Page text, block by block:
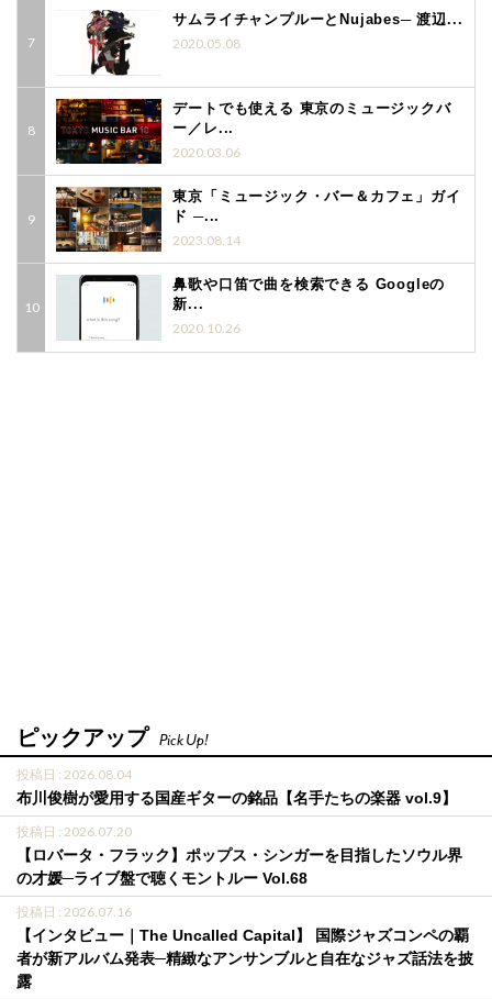
サムライチャンプルーとNujabes─ 渡辺...
2020.05.08
デートでも使える 東京のミュージックバ
ー／レ...
2020.03.06
東京「ミュージック・バー＆カフェ」ガイ
ド ─...
2023.08.14
鼻歌や口笛で曲を検索できる Googleの
新...
2020.10.26
ピックアップ Pick Up!
投稿日 : 2026.08.04
布川俊樹が愛用する国産ギターの銘品【名手たちの楽器 vol.9】
投稿日 : 2026.07.20
【ロバータ・フラック】ポップス・シンガーを目指したソウル界
の才媛─ライブ盤で聴くモントルー Vol.68
投稿日 : 2026.07.16
【インタビュー｜The Uncalled Capital】 国際ジャズコンペの覇
者が新アルバム発表─精緻なアンサンブルと自在なジャズ話法を披
露